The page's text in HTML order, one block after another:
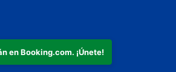
en Booking.com. ¡Únete!